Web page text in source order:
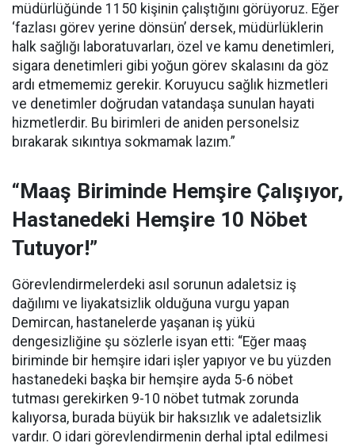
müdürlüğünde 1150 kişinin çalıştığını görüyoruz. Eğer
‘fazlası görev yerine dönsün’ dersek, müdürlüklerin
halk sağlığı laboratuvarları, özel ve kamu denetimleri,
sigara denetimleri gibi yoğun görev skalasını da göz
ardı etmememiz gerekir. Koruyucu sağlık hizmetleri
ve denetimler doğrudan vatandaşa sunulan hayati
hizmetlerdir. Bu birimleri de aniden personelsiz
bırakarak sıkıntıya sokmamak lazım.”
“Maaş Biriminde Hemşire Çalışıyor,
Hastanedeki Hemşire 10 Nöbet
Tutuyor!”
Görevlendirmelerdeki asıl sorunun adaletsiz iş
dağılımı ve liyakatsizlik olduğuna vurgu yapan
Demircan, hastanelerde yaşanan iş yükü
dengesizliğine şu sözlerle isyan etti: “Eğer maaş
biriminde bir hemşire idari işler yapıyor ve bu yüzden
hastanedeki başka bir hemşire ayda 5-6 nöbet
tutması gerekirken 9-10 nöbet tutmak zorunda
kalıyorsa, burada büyük bir haksızlık ve adaletsizlik
vardır. O idari görevlendirmenin derhal iptal edilmesi